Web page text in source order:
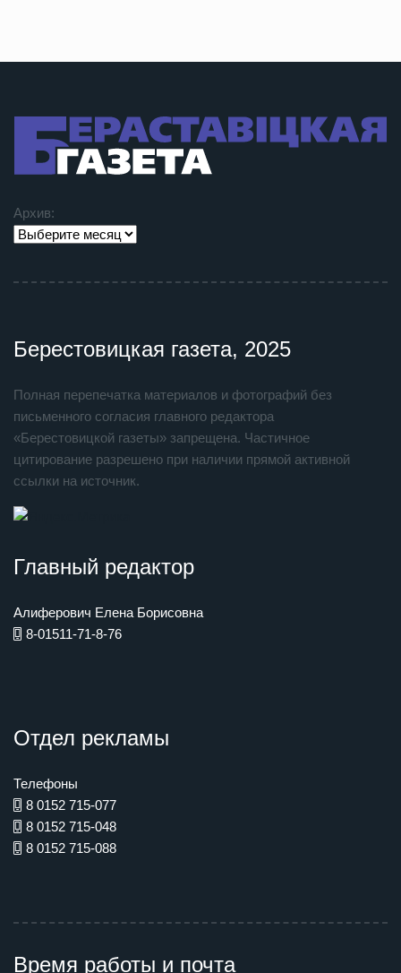
Архив:
Берестовицкая газета, 2025
Полная перепечатка материалов и фотографий без
письменного согласия главного редактора
«Берестовицкой газеты» запрещена. Частичное
цитирование разрешено при наличии прямой активной
ссылки на источник.
Главный редактор
Алиферович Елена Борисовна
8-01511-71-8-76
Отдел рекламы
Телефоны
8 0152 715-077
8 0152 715-048
8 0152 715-088
Время работы и почта